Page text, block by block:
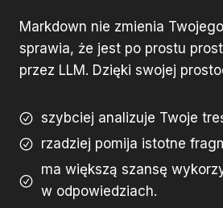
Markdown nie zmienia
sprawia, że jest po prostu
przez LLM. Dzięki swojej
szybciej analizuje Twoje
rzadziej pomija istotne
ma większą szansę
w odpowiedziach.